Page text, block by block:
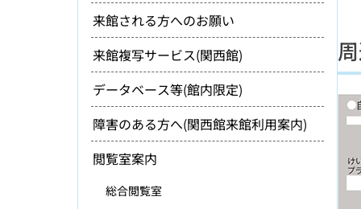
来館される方へのお願い
来館複写サービス(関西館)
データベース等(館内限定)
障害のある方へ(関西館来館利用案内)
閲覧室案内
総合閲覧室